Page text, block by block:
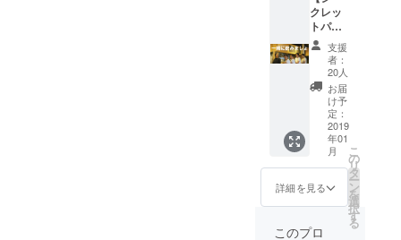
み販売
可能と
致しま
す ※商
品名は
ビール
の内容
と不一
致とな
らない
ようお
打合せ
の上決
※出荷は
理氏仕
込み
ビール
を初来
店時に
お一人
様1杯進
呈！
（合計
２名様
分ま
で） グ
ランド
提供と
藤浦一
理氏仕
込み
ビール
を初来
店時に
お一人
様1杯進
呈！
（合計
４名様
分ま
で） グ
ン後の
ビール
を醸造
しま
す。ボ
トル詰
めして
10本を
プレゼ
ントい
たしま
す！
※400
リット
ります
クレッ
トパー
ティ参
加コー
ス】 ◎
グラン
ドオー
プン前
に藤浦
氏の仕
込み
ビール
を味わ
える
パー
ティー
支援
者：
20人
お届
け予
定：
2019
年01
月
詳細を見る
こ
の
リ
タ
ー
ン
を
選
択
す
る
このプロ